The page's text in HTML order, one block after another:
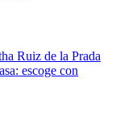
Ruiz de la Prada
escoge con